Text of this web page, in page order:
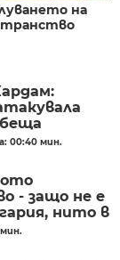
на
00:40 мин.
- защо не е
нито в
мин.